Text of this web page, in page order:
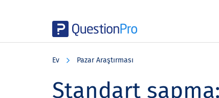
Ev Pazar Araştırması
Standart